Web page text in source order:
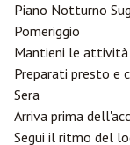
Piano Notturno
Pomeriggio
Mantieni le attività
Preparati presto e
Sera
Arriva prima
Segui il ritmo del